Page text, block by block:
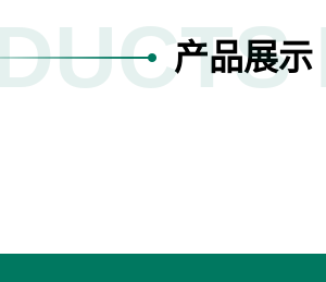
产品展示